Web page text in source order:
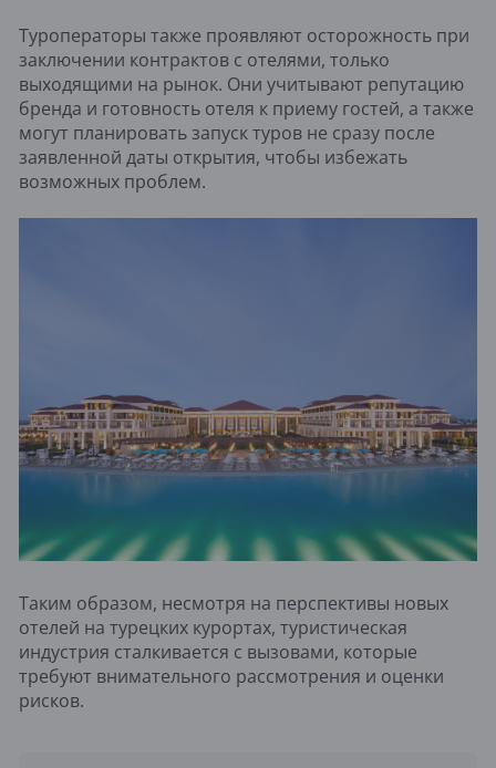
Туроператоры также проявляют осторожность при
заключении контрактов с отелями, только
выходящими на рынок. Они учитывают репутацию
бренда и готовность отеля к приему гостей, а также
могут планировать запуск туров не сразу после
заявленной даты открытия, чтобы избежать
возможных проблем.
Таким образом, несмотря на перспективы новых
отелей на турецких курортах, туристическая
индустрия сталкивается с вызовами, которые
требуют внимательного рассмотрения и оценки
рисков.